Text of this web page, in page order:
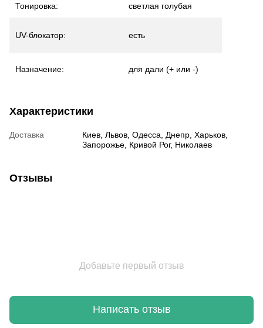
Тонировка: светлая голубая
UV-блокатор: есть
Назначение: для дали (+ или -)
Характеристики
Доставка
Киев, Львов, Одесса, Днепр, Харьков,
Запорожье, Кривой Рог, Николаев
Отзывы
Добавьте первый отзыв
Написать отзыв